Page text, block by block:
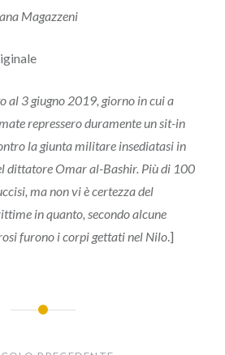
Magazzeni
al 3 giugno 2019, giorno in cui a
repressero duramente un sit-in
la giunta militare insediatasi in
dittatore Omar al-Bashir. Più di 100
ma non vi è certezza del
in quanto, secondo alcune
furono i corpi gettati nel Nilo.]